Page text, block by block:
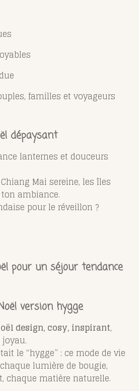
familles et voyageurs
dépaysant
lanternes et douceurs
Mai sereine, les îles
ambiance.
pour le réveillon ?
pour un séjour tendance
version hygge
design, cosy, inspirant,
le “hygge” : ce mode de vie
lumière de bougie,
chaque matière naturelle.